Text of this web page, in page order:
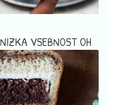
NIZKA VSEBNOST OH